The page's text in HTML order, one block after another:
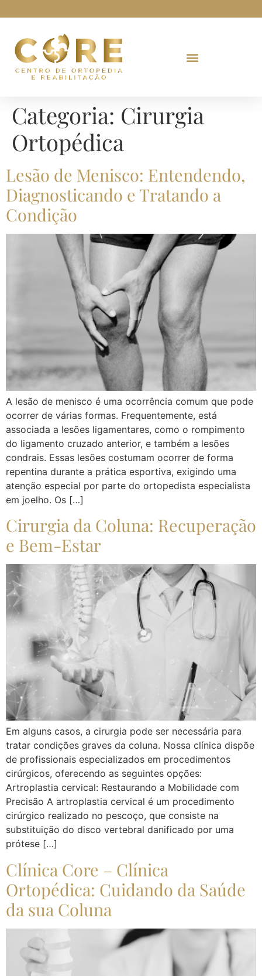
Categoria: Cirurgia
Ortopédica
Lesão de Menisco: Entendendo,
Diagnosticando e Tratando a
Condição
A lesão de menisco é uma ocorrência comum que pode
ocorrer de várias formas. Frequentemente, está
associada a lesões ligamentares, como o rompimento
do ligamento cruzado anterior, e também a lesões
condrais. Essas lesões costumam ocorrer de forma
repentina durante a prática esportiva, exigindo uma
atenção especial por parte do ortopedista especialista
em joelho. Os […]
Cirurgia da Coluna: Recuperação
e Bem-Estar
Em alguns casos, a cirurgia pode ser necessária para
tratar condições graves da coluna. Nossa clínica dispõe
de profissionais especializados em procedimentos
cirúrgicos, oferecendo as seguintes opções:
Artroplastia cervical: Restaurando a Mobilidade com
Precisão A artroplastia cervical é um procedimento
cirúrgico realizado no pescoço, que consiste na
substituição do disco vertebral danificado por uma
prótese […]
Clínica Core – Clínica
Ortopédica: Cuidando da Saúde
da sua Coluna